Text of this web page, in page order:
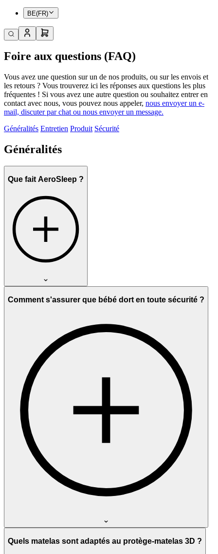
BE(FR)
Foire aux questions (FAQ)
Vous avez une question sur un de nos produits, ou sur les envois et
les retours ? Vous trouverez ici les réponses aux questions les plus
fréquentes ! Si vous avez une autre question ou souhaitez entrer en
contact avec nous, vous pouvez nous appeler, nous envoyer un e-
mail, discuter par chat ou nous envoyer un message.
Généralités Entretien Produit Sécurité
Généralités
Que fait AeroSleep ?
Comment s'assurer que bébé dort en toute sécurité ?
Quels matelas sont adaptés au protège-matelas 3D ?